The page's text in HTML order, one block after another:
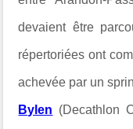
devaient être
répertoriées ont
achevée par un
Bylen (Decathlon